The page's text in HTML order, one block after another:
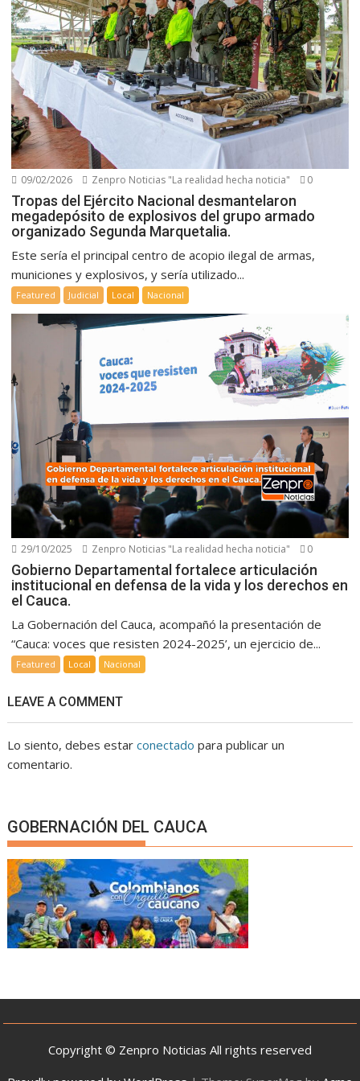
09/02/2026 Zenpro Noticias "La realidad hecha noticia" 0
Tropas del Ejército Nacional desmantelaron
megadepósito de explosivos del grupo armado
organizado Segunda Marquetalia.
Este sería el principal centro de acopio ilegal de armas,
municiones y explosivos, y sería utilizado...
Featured Judicial Local Nacional
29/10/2025 Zenpro Noticias "La realidad hecha noticia" 0
Gobierno Departamental fortalece articulación
institucional en defensa de la vida y los derechos en
el Cauca.
La Gobernación del Cauca, acompañó la presentación de
“Cauca: voces que resisten 2024-2025’, un ejercicio de...
Featured Local Nacional
LEAVE A COMMENT
Lo siento, debes estarconectado para publicar un
comentario.
GOBERNACIÓN DEL CAUCA
Copyright © Zenpro Noticias All rights reserved